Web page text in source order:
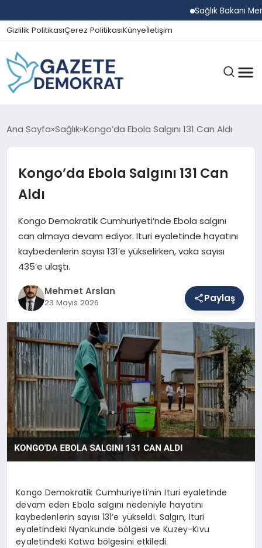
Sağlık Bakanı
Gizlilik PolitikasıÇerez PolitikasıKünyeİletişim
GÜNDEM
EKONOMI
MAGAZIN
SAĞLIK
EĞITIM
DÜNYA
YAŞAM
Ana Sayfa Sağlık Kongo’da Ebola Salgını 131 Can Aldı
Kongo’da Ebola Salgını 131 Can
Aldı
Kongo Demokratik Cumhuriyeti’nde Ebola salgını
can almaya devam ediyor. Ituri eyaletinde hayatını
kaybedenlerin sayısı 131’e yükselirken, vaka sayısı
435’e ulaştı.
Mehmet Arslan
23 Mayıs 2026 Paylaş
Kongo Demokratik Cumhuriyeti’nin Ituri eyaletinde
devam eden Ebola salgını nedeniyle hayatını
kaybedenlerin sayısı 131’e yükseldi. Salgın, Ituri
eyaletindeki Nyankunde bölgesi ve Kuzey-Kivu
eyaletindeki Katwa bölgesini etkiledi.